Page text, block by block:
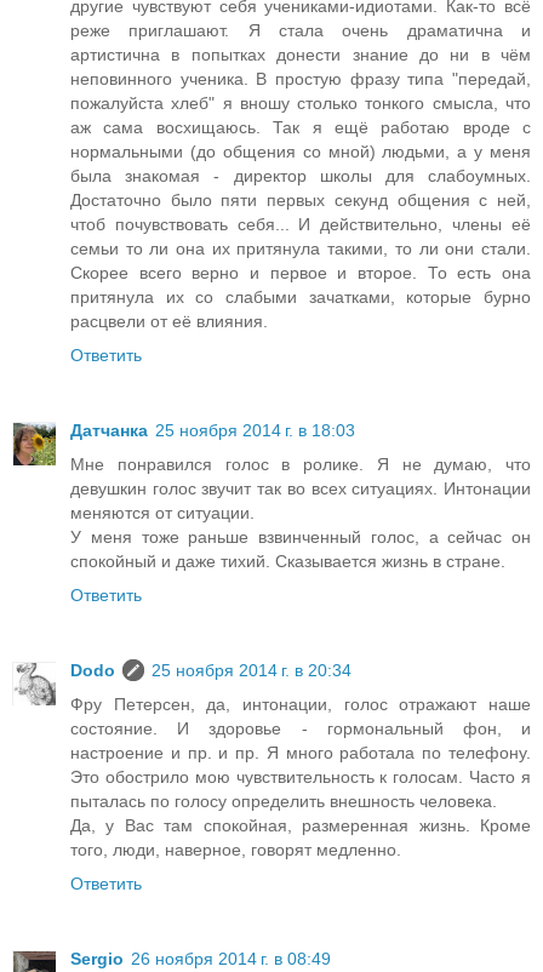
другие чувствуют себя учениками-идиотами. Как-то всё
реже приглашают. Я стала очень драматична и
артистична в попытках донести знание до ни в чём
неповинного ученика. В простую фразу типа "передай,
пожалуйста хлеб" я вношу столько тонкого смысла, что
аж сама восхищаюсь. Так я ещё работаю вроде с
нормальными (до общения со мной) людьми, а у меня
была знакомая - директор школы для слабоумных.
Достаточно было пяти первых секунд общения с ней,
чтоб почувствовать себя... И действительно, члены её
семьи то ли она их притянула такими, то ли они стали.
Скорее всего верно и первое и второе. То есть она
притянула их со слабыми зачатками, которые бурно
расцвели от её влияния.
Ответить
Датчанка 25 ноября 2014 г. в 18:03
Мне понравился голос в ролике. Я не думаю, что
девушкин голос звучит так во всех ситуациях. Интонации
меняются от ситуации.
У меня тоже раньше взвинченный голос, а сейчас он
спокойный и даже тихий. Сказывается жизнь в стране.
Ответить
Dodo
25 ноября 2014 г. в 20:34
Фру Петерсен, да, интонации, голос отражают наше
состояние. И здоровье - гормональный фон, и
настроение и пр. и пр. Я много работала по телефону.
Это обострило мою чувствительность к голосам. Часто я
пыталась по голосу определить внешность человека.
Да, у Вас там спокойная, размеренная жизнь. Кроме
того, люди, наверное, говорят медленно.
Ответить
Sergio 26 ноября 2014 г. в 08:49